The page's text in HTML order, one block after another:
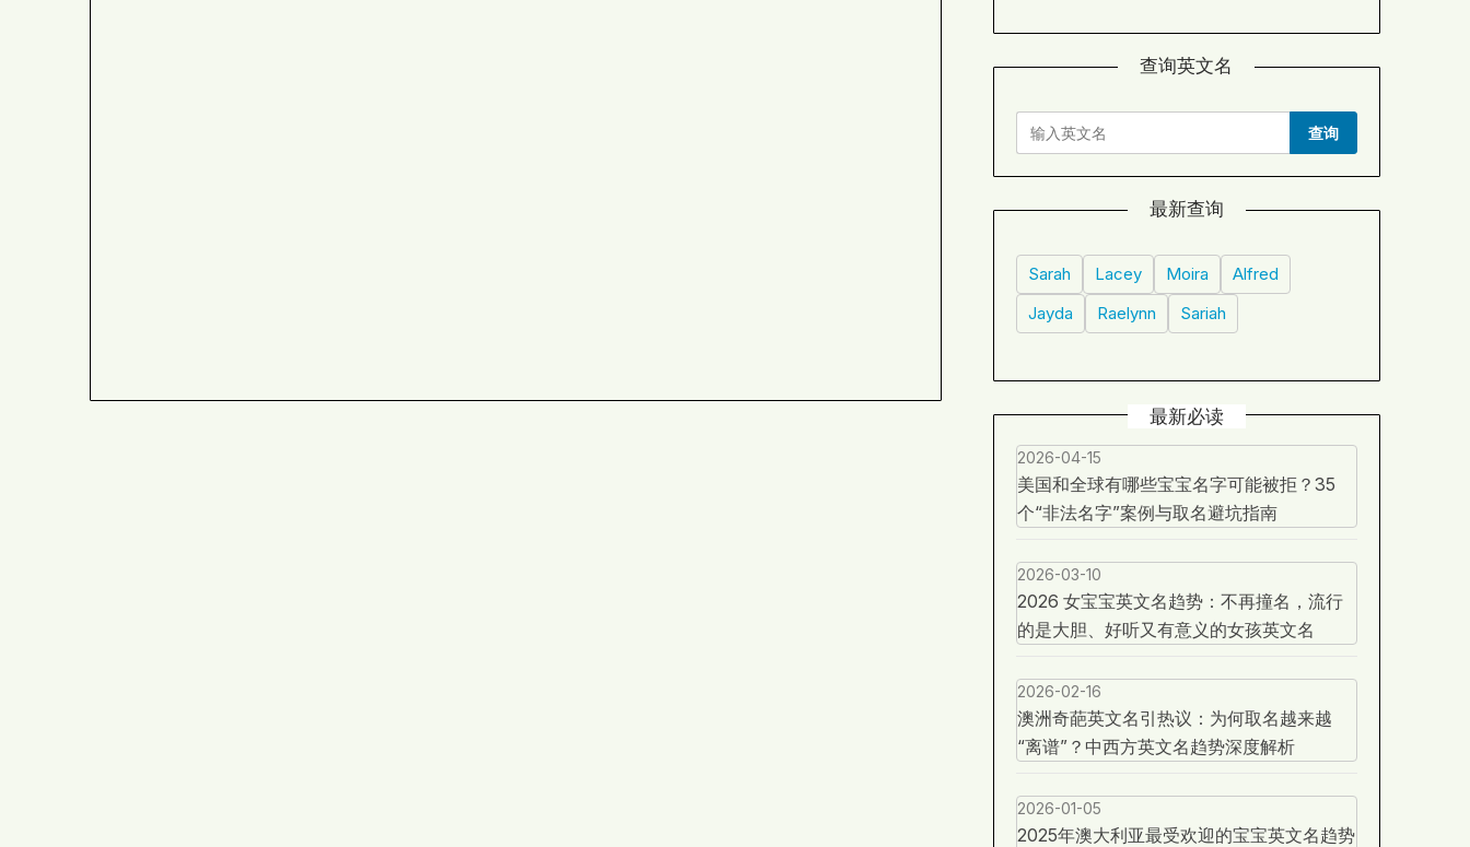
查询英文名
查询
最新查询
Sarah Lacey Moira
Alfred
Jayda
Raelynn Sariah
最新必读
2026-04-15
美国和全球有哪些宝宝名字可能被拒？35
个“非法名字”案例与取名避坑指南
2026-03-10
2026 女宝宝英文名趋势：不再撞名，流行
的是大胆、好听又有意义的女孩英文名
2026-02-16
澳洲奇葩英文名引热议：为何取名越来越
“离谱”？中西方英文名趋势深度解析
2026-01-05
2025年澳大利亚最受欢迎的宝宝英文名趋势